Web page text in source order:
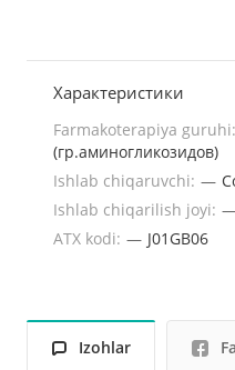
Характеристики
Farmakoterapiya guruhi:
(гр.аминогликозидов)
Ishlab chiqaruvchi: —
Ishlab chiqarilish joyi:
ATX kodi: — J01GB06
Izohlar